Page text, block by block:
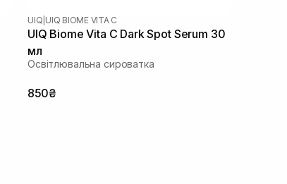
UIQ UIQ BIOME VITA C
UIQ Biome Vita C Dark Spot Serum 30
мл
Освітлювальна сироватка
850₴